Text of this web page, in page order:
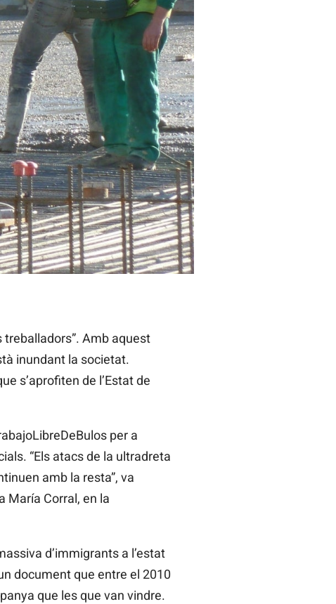
PRESS
Amb aquest
inundant la societat.
s’aprofiten de l’Estat de
per a
“Els atacs de la ultradreta
amb la resta”, va
María Corral, en la
d’immigrants a l’estat
document que entre el 2010
que les que van vindre.